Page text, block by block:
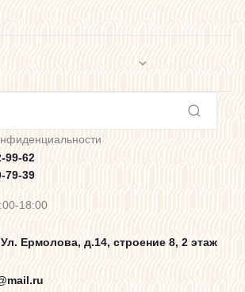
о цветопередаче
соглашение
99-62
79-39
18:00
Ермолова, д.14, строение 8, 2 этаж